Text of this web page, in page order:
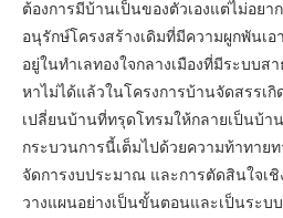
ต้องการมีบ้านเป็นของตัวเองแต่ไม่อยา
อนุรักษ์โครงสร้างเดิมที่มีความผูกพันเ
อยู่ในทำเลทองใจกลางเมืองที่มีระบบ
หาไม่ได้แล้วในโครงการบ้านจัดสรรเกิ
เปลี่ยนบ้านที่ทรุดโทรมให้กลายเป็นบ้า
กระบวนการนี้เต็มไปด้วยความท้าทาย
จัดการงบประมาณ และการตัดสินใจเ
วางแผนอย่างเป็นขั้นตอนและเป็นระ